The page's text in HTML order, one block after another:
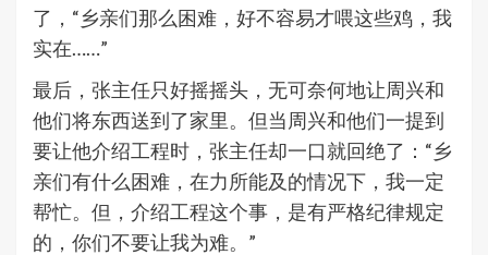
了，“乡亲们那么困难，好不容易才喂这些鸡，我
实在……”
最后，张主任只好摇摇头，无可奈何地让周兴和
他们将东西送到了家里。但当周兴和他们一提到
要让他介绍工程时，张主任却一口就回绝了：“乡
亲们有什么困难，在力所能及的情况下，我一定
帮忙。但，介绍工程这个事，是有严格纪律规定
的，你们不要让我为难。”